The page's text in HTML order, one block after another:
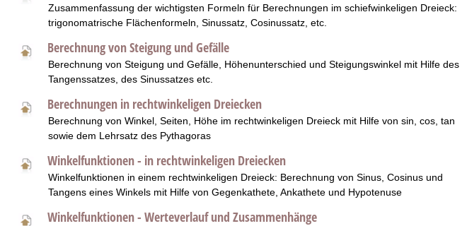
Zusammenfassung der wichtigsten Formeln für Berechnungen im schiefwinkeligen Dreieck:
trigonomatrische Flächenformeln, Sinussatz, Cosinussatz, etc.
Berechnung von Steigung und Gefälle
Berechnung von Steigung und Gefälle, Höhenunterschied und Steigungswinkel mit Hilfe des
Tangenssatzes, des Sinussatzes etc.
Berechnungen in rechtwinkeligen Dreiecken
Berechnung von Winkel, Seiten, Höhe im rechtwinkeligen Dreieck mit Hilfe von sin, cos, tan
sowie dem Lehrsatz des Pythagoras
Winkelfunktionen - in rechtwinkeligen Dreiecken
Winkelfunktionen in einem rechtwinkeligen Dreieck: Berechnung von Sinus, Cosinus und
Tangens eines Winkels mit Hilfe von Gegenkathete, Ankathete und Hypotenuse
Winkelfunktionen - Werteverlauf und Zusammenhänge